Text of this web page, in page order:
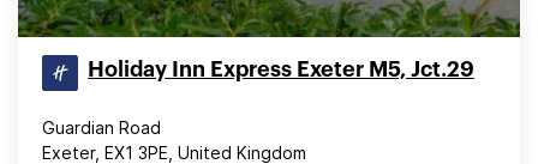
Holiday Inn Express Exeter M5, Jct.29
Guardian Road
Exeter, EX1 3PE, United Kingdom